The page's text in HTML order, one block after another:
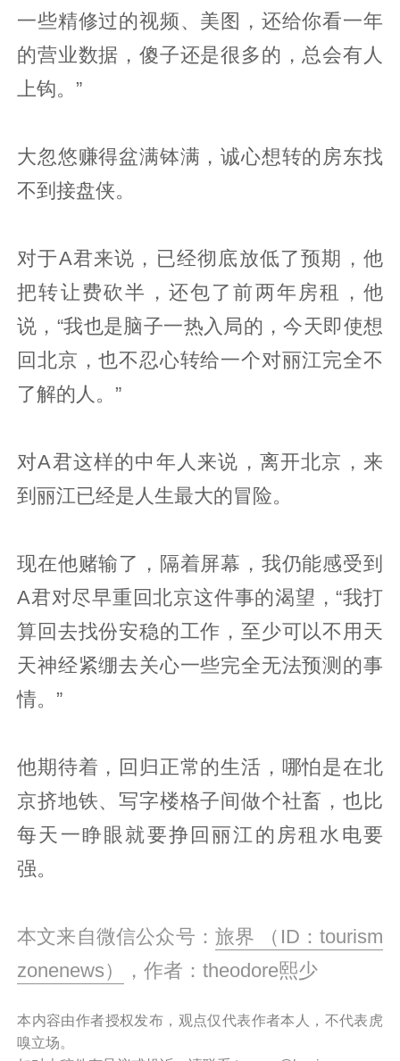
一些精修过的视频、美图，还给你看一年
的营业数据，傻子还是很多的，总会有人
上钩。”
大忽悠赚得盆满钵满，诚心想转的房东找
不到接盘侠。
对于A君来说，已经彻底放低了预期，他
把转让费砍半，还包了前两年房租，他
说，“我也是脑子一热入局的，今天即使想
回北京，也不忍心转给一个对丽江完全不
了解的人。”
对A君这样的中年人来说，离开北京，来
到丽江已经是人生最大的冒险。
现在他赌输了，隔着屏幕，我仍能感受到
A君对尽早重回北京这件事的渴望，“我打
算回去找份安稳的工作，至少可以不用天
天神经紧绷去关心一些完全无法预测的事
情。”
他期待着，回归正常的生活，哪怕是在北
京挤地铁、写字楼格子间做个社畜，也比
每天一睁眼就要挣回丽江的房租水电要
强。
本文来自微信公众号： 旅界 （ID：tourism
zonenews）
，作者：theodore熙少
本内容由作者授权发布，观点仅代表作者本人，不代表虎
嗅立场。